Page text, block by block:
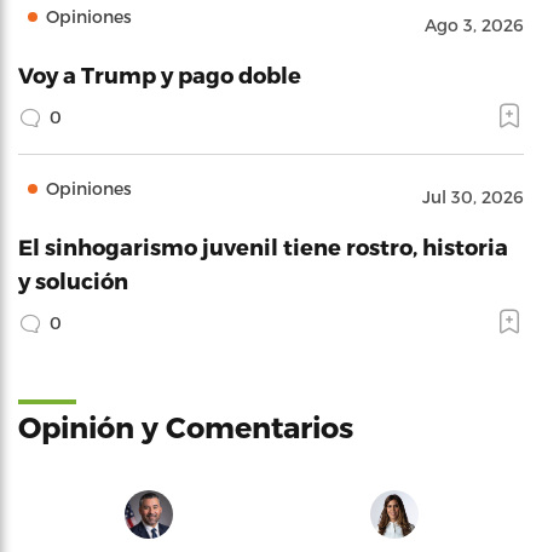
Opiniones Ago 3, 2026
Voy a Trump y pago doble
0
Opiniones Jul 30, 2026
El sinhogarismo juvenil tiene rostro, historia
y solución
0
Opinión y Comentarios